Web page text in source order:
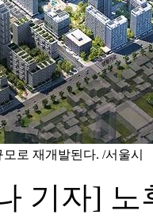
로 재개발된다. /서울시
기자]